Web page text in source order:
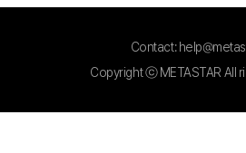
Contact:
Copyright ⓒ METASTAR All